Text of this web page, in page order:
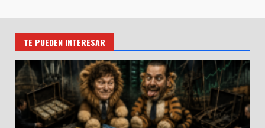
TE PUEDEN INTERESAR